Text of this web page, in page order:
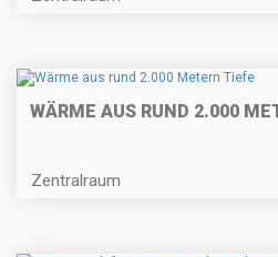
WÄRME AUS RUND 2.000
Zentralraum